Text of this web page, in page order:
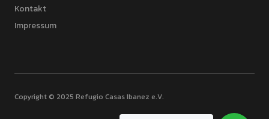
Kontakt
Impressum
Copyright © 2025 Refugio Casas Ibanez e.V.